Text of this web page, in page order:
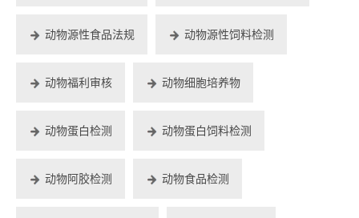
动物源性食品法规 动物源性饲料检测
动物福利审核 动物细胞培养物
动物蛋白检测 动物蛋白饲料检测
动物阿胶检测 动物食品检测